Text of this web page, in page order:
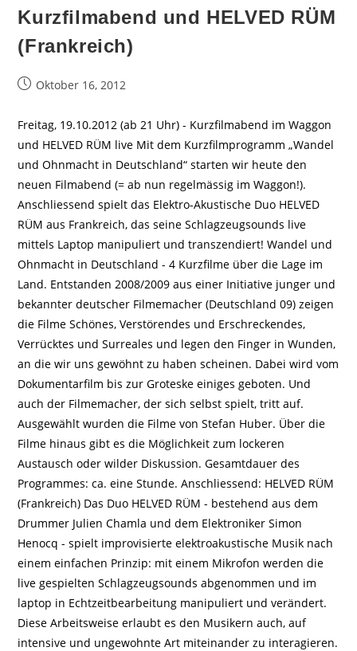
Kurzfilmabend und HELVED RÜM
(Frankreich)
BeitragOktober 16, 2012
Freitag, 19.10.2012 (ab 21 Uhr) - Kurzfilmabend im Waggon
und HELVED RÜM live Mit dem Kurzfilmprogramm „Wandel
und Ohnmacht in Deutschland“ starten wir heute den
neuen Filmabend (= ab nun regelmässig im Waggon!).
Anschliessend spielt das Elektro-Akustische Duo HELVED
RÜM aus Frankreich, das seine Schlagzeugsounds live
mittels Laptop manipuliert und transzendiert! Wandel und
Ohnmacht in Deutschland - 4 Kurzfilme über die Lage im
Land. Entstanden 2008/2009 aus einer Initiative junger und
bekannter deutscher Filmemacher (Deutschland 09) zeigen
die Filme Schönes, Verstörendes und Erschreckendes,
Verrücktes und Surreales und legen den Finger in Wunden,
an die wir uns gewöhnt zu haben scheinen. Dabei wird vom
Dokumentarfilm bis zur Groteske einiges geboten. Und
auch der Filmemacher, der sich selbst spielt, tritt auf.
Ausgewählt wurden die Filme von Stefan Huber. Über die
Filme hinaus gibt es die Möglichkeit zum lockeren
Austausch oder wilder Diskussion. Gesamtdauer des
Programmes: ca. eine Stunde. Anschliessend: HELVED RÜM
(Frankreich) Das Duo HELVED RÜM - bestehend aus dem
Drummer Julien Chamla und dem Elektroniker Simon
Henocq - spielt improvisierte elektroakustische Musik nach
einem einfachen Prinzip: mit einem Mikrofon werden die
live gespielten Schlagzeugsounds abgenommen und im
laptop in Echtzeitbearbeitung manipuliert und verändert.
Diese Arbeitsweise erlaubt es den Musikern auch, auf
intensive und ungewohnte Art miteinander zu interagieren.